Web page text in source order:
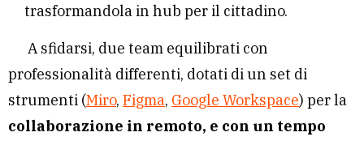
trasformandola in hub per il cittadino.
A sfidarsi, due team equilibrati con
professionalità differenti, dotati di un set di
strumenti (Miro, Figma, Google Workspace) per la
collaborazione in remoto, e con un tempo